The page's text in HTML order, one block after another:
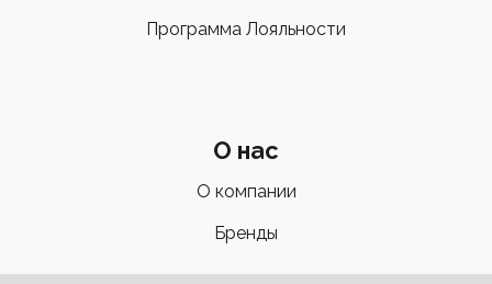
Программа Лояльности
О нас
О компании
Бренды